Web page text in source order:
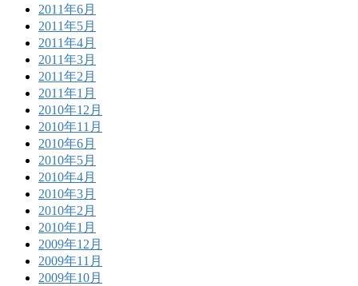
2011年6月
2011年5月
2011年4月
2011年3月
2011年2月
2011年1月
2010年12月
2010年11月
2010年6月
2010年5月
2010年4月
2010年3月
2010年2月
2010年1月
2009年12月
2009年11月
2009年10月